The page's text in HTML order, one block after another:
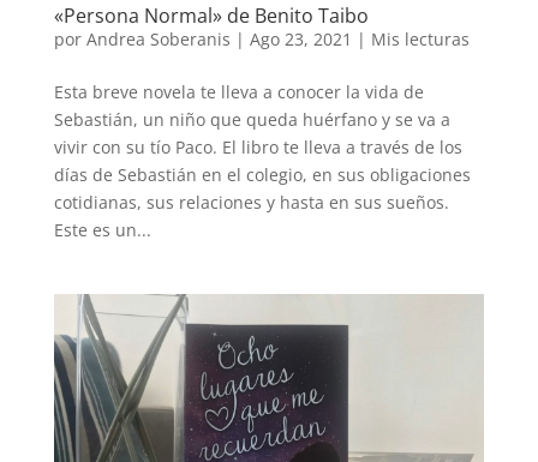
«Persona Normal» de Benito Taibo
por Andrea Soberanis | Ago 23, 2021 | Mis lecturas
Esta breve novela te lleva a conocer la vida de
Sebastián, un niño que queda huérfano y se va a
vivir con su tío Paco. El libro te lleva a través de los
días de Sebastián en el colegio, en sus obligaciones
cotidianas, sus relaciones y hasta en sus sueños.
Este es un...